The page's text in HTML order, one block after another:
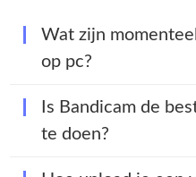
Wat zijn
op pc?
Is Bandicam de
te doen?